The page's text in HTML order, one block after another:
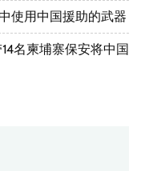
使用中国援助的武器
名柬埔寨保安将中国